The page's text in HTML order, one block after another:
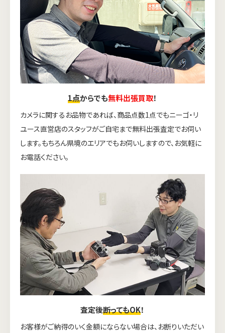
1点からでも無料出張買取！
カメラに関するお品物であれば、商品点数1点でもニーゴ・リ
ユース直営店のスタッフがご自宅まで無料出張査定でお伺い
します。もちろん県境のエリアでもお伺いしますので、お気軽に
お電話ください。
査定後断ってもOK！
お客様がご納得のいく金額にならない場合は、お断りいただい